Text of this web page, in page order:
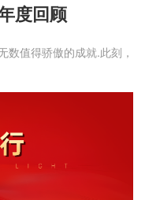
度回顾
数值得骄傲的成就.此刻，